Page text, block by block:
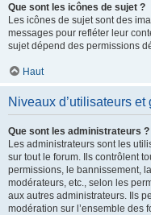
Que sont les icônes de sujet ?
Les icônes de sujet sont des
messages pour refléter leur
sujet dépend des permissions
Haut
Niveaux d’utilisateurs et
Que sont les administrateurs ?
Les administrateurs sont les
sur tout le forum. Ils contrôlent
permissions, le bannissement,
modérateurs, etc., selon les
aux autres administrateurs. Ils
modération sur l’ensemble des